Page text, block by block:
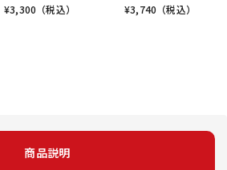
¥3,300 （税込）
¥3,740 （税込）
商品説明